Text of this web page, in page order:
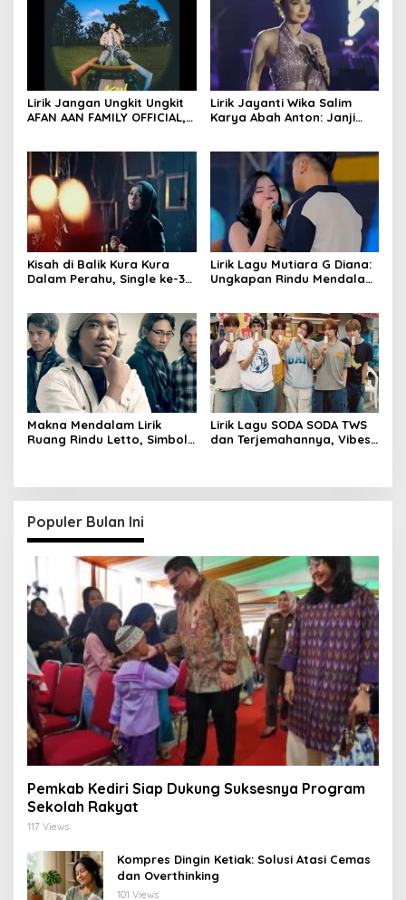
Lirik Jangan Ungkit Ungkit
AFAN AAN FAMILY OFFICIAL,
Lirik Jayanti Wika Salim
Karya Abah Anton: Janji
Kisah di Balik Kura Kura
Dalam Perahu, Single ke-31
Lirik Lagu Mutiara G Diana:
Ungkapan Rindu Mendalam
Makna Mendalam Lirik
Ruang Rindu Letto, Simbol
Lirik Lagu SODA SODA TWS
dan Terjemahannya, Vibes
Populer Bulan Ini
Pemkab Kediri Siap Dukung Suksesnya Program
Sekolah Rakyat
117 Views
Kompres Dingin Ketiak: Solusi Atasi Cemas
dan Overthinking
101 Views